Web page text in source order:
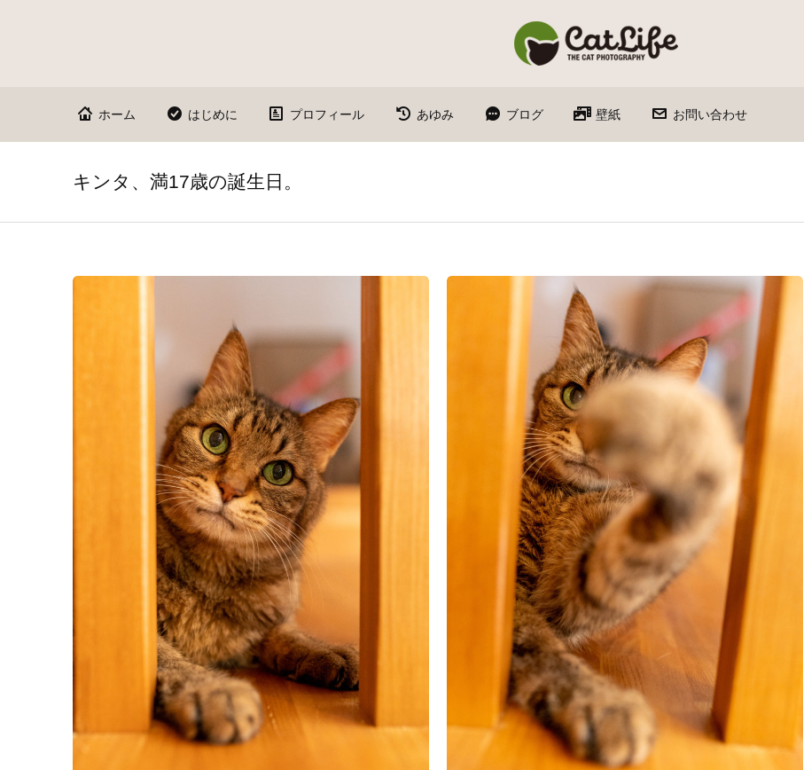
ホーム はじめに プロフィール あゆみ ブログ 壁紙 お問い合わせ
キンタ、満17歳の誕生日。